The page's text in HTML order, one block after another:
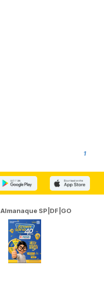
1
Almanaque SP|DF|GO